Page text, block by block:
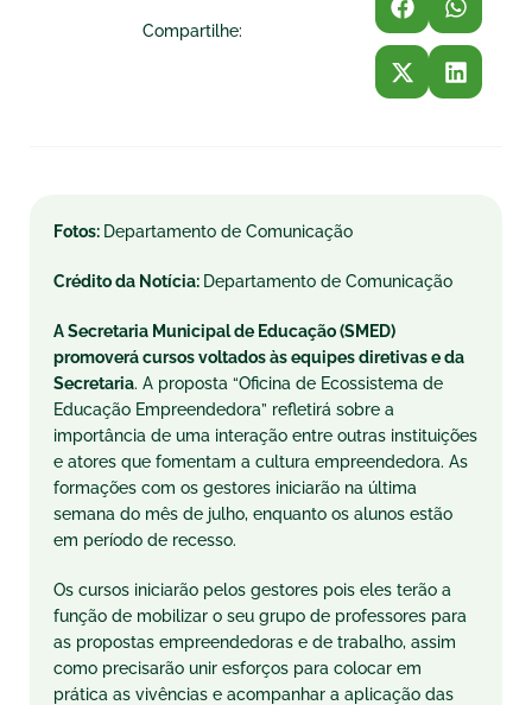
Compartilhe:
Fotos: Departamento de Comunicação
Crédito da Notícia: Departamento de Comunicação
A Secretaria Municipal de Educação (SMED)
promoverá cursos voltados às equipes diretivas e da
Secretaria. A proposta “Oficina de Ecossistema de
Educação Empreendedora” refletirá sobre a
importância de uma interação entre outras instituições
e atores que fomentam a cultura empreendedora. As
formações com os gestores iniciarão na última
semana do mês de julho, enquanto os alunos estão
em período de recesso.
Os cursos iniciarão pelos gestores pois eles terão a
função de mobilizar o seu grupo de professores para
as propostas empreendedoras e de trabalho, assim
como precisarão unir esforços para colocar em
prática as vivências e acompanhar a aplicação das